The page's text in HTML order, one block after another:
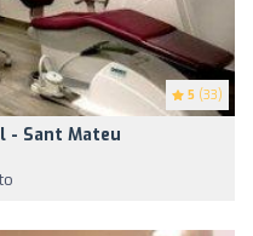
5 (33)
- Sant Mateu